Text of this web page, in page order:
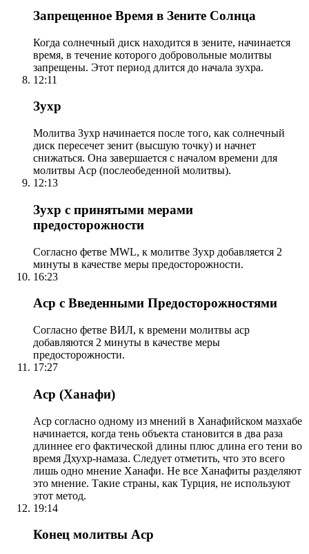
Запрещенное Время в Зените Солнца
Когда солнечный диск находится в зените, начинается
время, в течение которого добровольные молитвы
запрещены. Этот период длится до начала зухра.
12:11
Зухр
Молитва Зухр начинается после того, как солнечный
диск пересечет зенит (высшую точку) и начнет
снижаться. Она завершается с началом времени для
молитвы Аср (послеобеденной молитвы).
12:13
Зухр с принятыми мерами
предосторожности
Согласно фетве MWL, к молитве Зухр добавляется 2
минуты в качестве меры предосторожности.
16:23
Аср с Введенными Предосторожностями
Согласно фетве ВИЛ, к времени молитвы аср
добавляются 2 минуты в качестве меры
предосторожности.
17:27
Аср (Ханафи)
Аср согласно одному из мнений в Ханафийском мазхабе
начинается, когда тень объекта становится в два раза
длиннее его фактической длины плюс длина его тени во
время Дхухр-намаза. Следует отметить, что это всего
лишь одно мнение Ханафи. Не все Ханафиты разделяют
это мнение. Такие страны, как Турция, не используют
этот метод.
19:14
Конец молитвы Аср